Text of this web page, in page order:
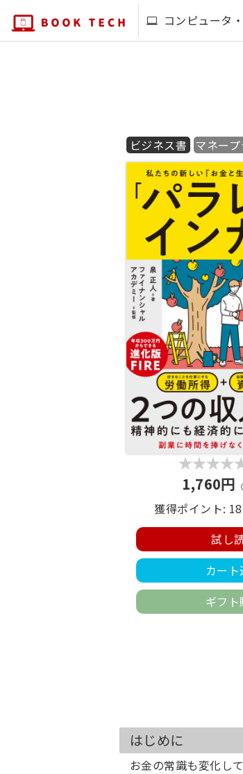
コンピュータ
ビジネス書 マネー
1,760円
獲得ポイント:
試し
カート
ギフト
はじめに
お金の常識も変化し